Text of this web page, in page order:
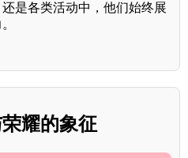
是各类活动中，他们始终展
耀的象征